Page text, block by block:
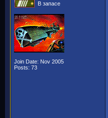
В запасе
Join Date: Nov 2005
Posts: 73